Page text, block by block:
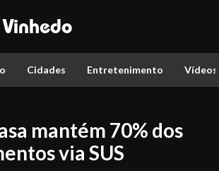
Cidades Entretenimento Vídeos
mantém 70% dos
via SUS